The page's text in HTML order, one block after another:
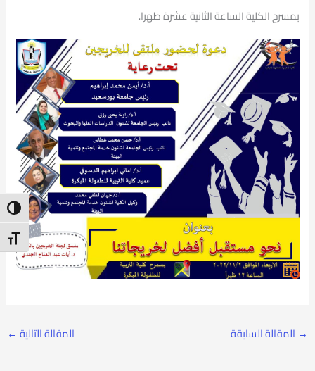
Size
بمسرح الكلية الساعة الثانية عشرة ظهرا.
→ المقالة السابقة المقالة التالية ←